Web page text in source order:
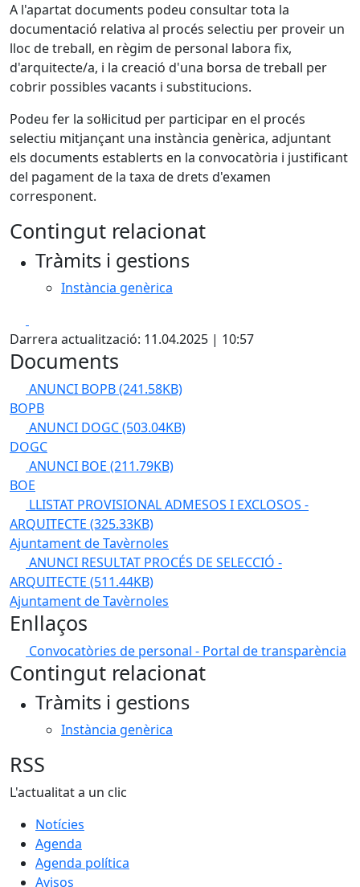
A l'apartat documents podeu consultar tota la
documentació relativa al procés selectiu per proveir un
lloc de treball, en règim de personal labora fix,
d'arquitecte/a, i la creació d'una borsa de treball per
cobrir possibles vacants i substitucions.
Podeu fer la sol·licitud per participar en el procés
selectiu mitjançant una instància genèrica, adjuntant
els documents establerts en la convocatòria i justificant
del pagament de la taxa de drets d'examen
corresponent.
Contingut relacionat
Tràmits i gestions
Instància genèrica
Darrera actualització: 11.04.2025 | 10:57
Documents
ANUNCI BOPB(241.58KB)
BOPB
ANUNCI DOGC(503.04KB)
DOGC
ANUNCI BOE (211.79KB)
BOE
LLISTAT PROVISIONAL ADMESOS I EXCLOSOS -
ARQUITECTE (325.33KB)
Ajuntament de Tavèrnoles
ANUNCI RESULTAT PROCÉS DE SELECCIÓ -
ARQUITECTE (511.44KB)
Ajuntament de Tavèrnoles
Enllaços
Convocatòries de personal - Portal de transparència
Contingut relacionat
Tràmits i gestions
Instància genèrica
RSS
L'actualitat a un clic
Notícies
Agenda
Agenda política
Avisos